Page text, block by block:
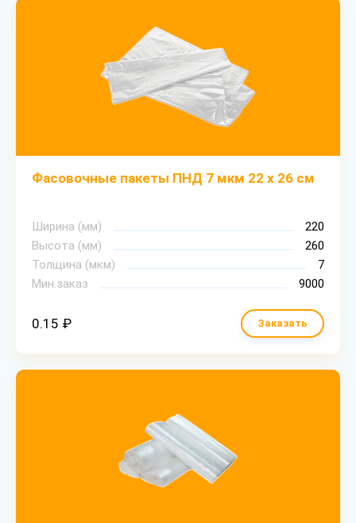
Фасовочные пакеты ПНД 7 мкм 22 х 26 см
Ширина (мм)
220
Высота (мм)
260
Толщина (мкм)
7
Мин.заказ
9000
0.15 ₽ Заказать